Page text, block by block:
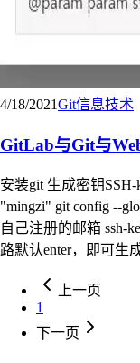
4/18/2021Git信息技术
GitLab与Git与
安装git 生成密钥SSH-
"mingzi" git config --
自己注册的邮箱 ssh-
路默认enter，即可生
上一页
1
下一页